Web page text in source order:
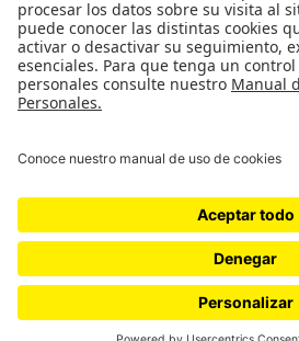
SÍGUENOS
¿Quieres escribir en 070?
CONTÁCTANOS
cerosetenta@uniandes.edu.co